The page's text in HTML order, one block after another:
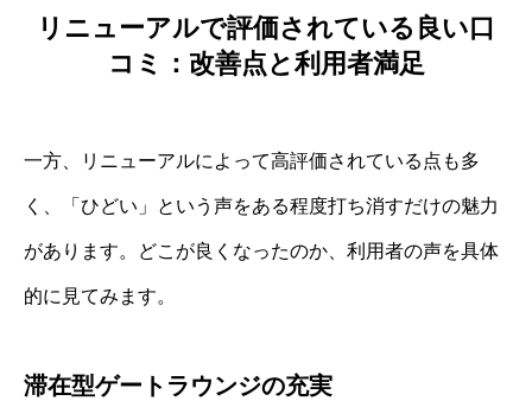
リニューアルで評価されている良い口
コミ：改善点と利用者満足
一方、リニューアルによって高評価されている点も多
く、「ひどい」という声をある程度打ち消すだけの魅力
があります。どこが良くなったのか、利用者の声を具体
的に見てみます。
滞在型ゲートラウンジの充実